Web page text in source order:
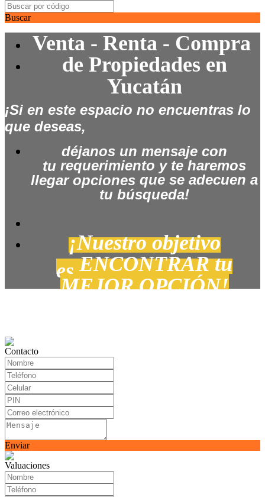
Buscar
Venta - Renta - Compra
de Propiedades en
Yucatán
¡Si en este espacio no encuentras lo
que deseas,
déjanos un mensaje con
tu requerimiento y te haremos
llegar opciones que se adecuen a
tu búsqueda!
¡Nuestro objetivo
es ENCONTRAR tu
MEJOR OPCIÓN!
Contacto
Enviar
Valuaciones